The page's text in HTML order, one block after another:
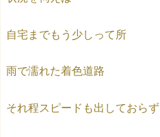
自宅までもう少しって所
雨で濡れた着色道路
それ程スピードも出しておらず